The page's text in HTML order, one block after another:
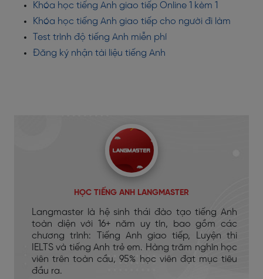
Khóa học tiếng Anh giao tiếp Online 1 kèm 1
Khóa học tiếng Anh giao tiếp cho người đi làm
Test trình độ tiếng Anh miễn phí
Đăng ký nhận tài liệu tiếng Anh
HỌC TIẾNG ANH LANGMASTER
Langmaster là hệ sinh thái đào tạo tiếng Anh
toàn diện với 16+ năm uy tín, bao gồm các
chương trình: Tiếng Anh giao tiếp, Luyện thi
IELTS và tiếng Anh trẻ em. Hàng trăm nghìn học
viên trên toàn cầu, 95% học viên đạt mục tiêu
đầu ra.